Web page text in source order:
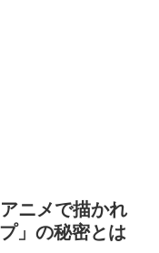
ニメで描かれ
」の秘密とは